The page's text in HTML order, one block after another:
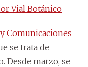
Vial Botánico
Comunicaciones
se trata de
Desde marzo, se